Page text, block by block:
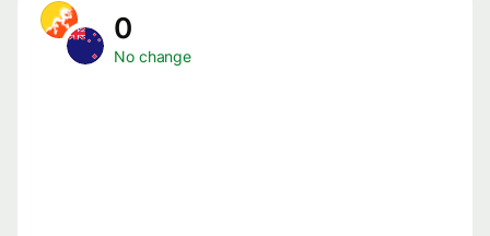
0
No change